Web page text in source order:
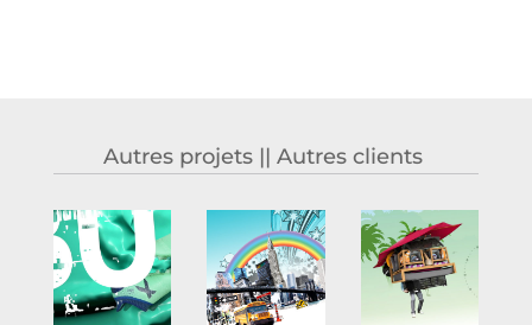
Autres projets || Autres clients